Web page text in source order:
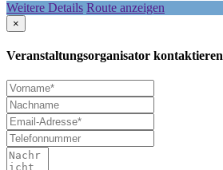
Weitere Details Route anzeigen
×
Veranstaltungsorganisator kontaktieren